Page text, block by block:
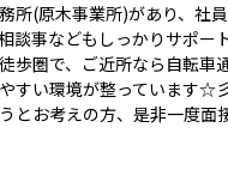
所(原木事業所)があり、社
談事などもしっかりサポー
歩圏で、ご近所なら自転車
すい環境が整っています☆
とお考えの方、是非一度面